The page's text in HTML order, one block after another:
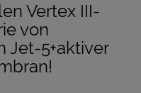
Vertex III-
von
Jet-5+aktiver